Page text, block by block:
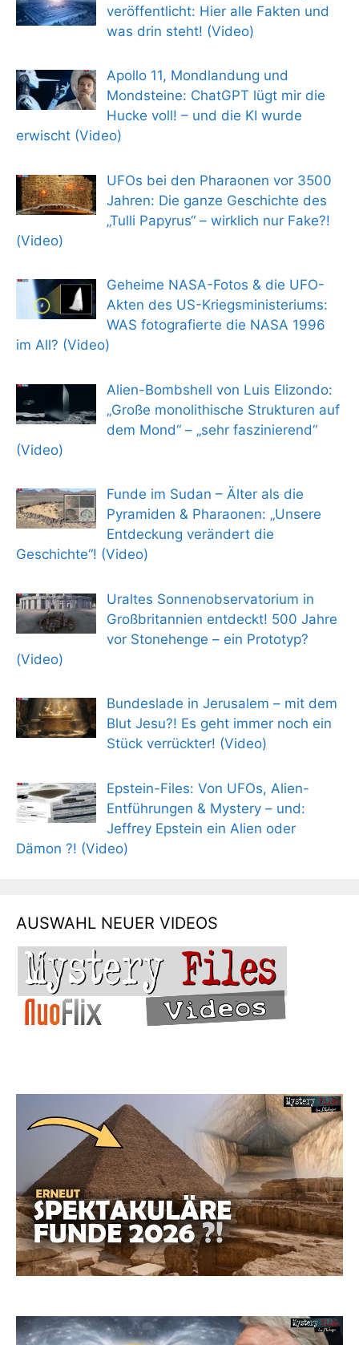
veröffentlicht: Hier alle Fakten und
was drin steht! (Video)
Apollo 11, Mondlandung und
Mondsteine: ChatGPT lügt mir die
Hucke voll! – und die KI wurde
erwischt (Video)
UFOs bei den Pharaonen vor 3500
Jahren: Die ganze Geschichte des
„Tulli Papyrus“ – wirklich nur Fake?!
(Video)
Geheime NASA-Fotos & die UFO-
Akten des US-Kriegsministeriums:
WAS fotografierte die NASA 1996
im All? (Video)
Alien-Bombshell von Luis Elizondo:
„Große monolithische Strukturen auf
dem Mond“ – „sehr faszinierend“
(Video)
Funde im Sudan – Älter als die
Pyramiden & Pharaonen: „Unsere
Entdeckung verändert die
Geschichte“! (Video)
Uraltes Sonnenobservatorium in
Großbritannien entdeckt! 500 Jahre
vor Stonehenge – ein Prototyp?
(Video)
Bundeslade in Jerusalem – mit dem
Blut Jesu?! Es geht immer noch ein
Stück verrückter! (Video)
Epstein-Files: Von UFOs, Alien-
Entführungen & Mystery – und:
Jeffrey Epstein ein Alien oder
Dämon ?! (Video)
AUSWAHL NEUER VIDEOS